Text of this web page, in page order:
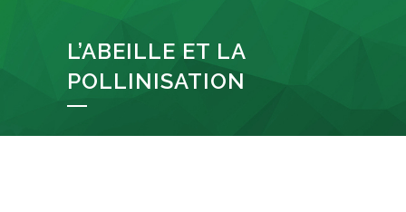
L’ABEILLE ET LA
POLLINISATION